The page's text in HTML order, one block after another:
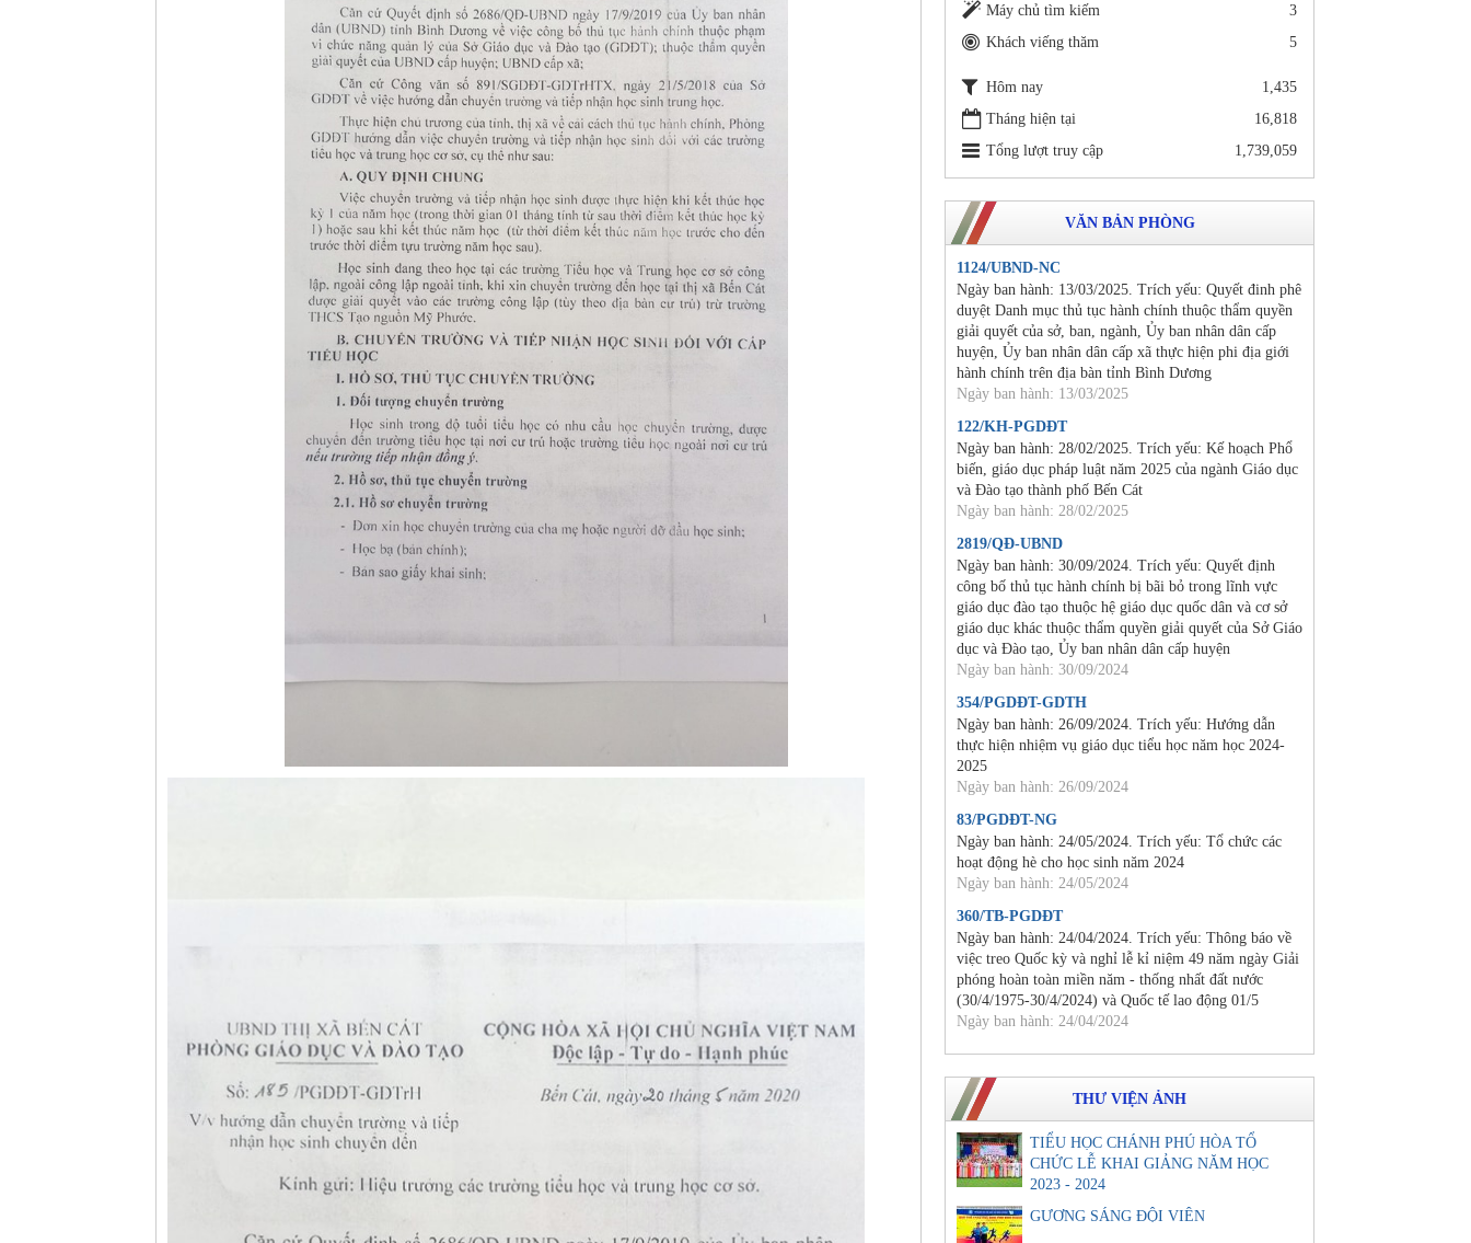
Máy chủ tìm kiếm
3
Khách viếng thăm
5
Hôm nay
1,435
Tháng hiện tại
16,818
Tổng lượt truy cập
1,739,059
VĂN BẢN PHÒNG
1124/UBND-NC
Ngày ban hành: 13/03/2025. Trích yếu: Quyết đinh phê
duyệt Danh mục thủ tục hành chính thuộc thẩm quyền
giải quyết của sở, ban, ngành, Ủy ban nhân dân cấp
huyện, Ủy ban nhân dân cấp xã thực hiện phi địa giới
hành chính trên địa bàn tỉnh Bình Dương
Ngày ban hành: 13/03/2025
122/KH-PGDĐT
Ngày ban hành: 28/02/2025. Trích yếu: Kế hoạch Phổ
biến, giáo dục pháp luật năm 2025 của ngành Giáo dục
và Đào tạo thành phố Bến Cát
Ngày ban hành: 28/02/2025
2819/QĐ-UBND
Ngày ban hành: 30/09/2024. Trích yếu: Quyết định
công bố thủ tục hành chính bị bãi bỏ trong lĩnh vực
giáo dục đào tạo thuộc hệ giáo dục quốc dân và cơ sở
giáo dục khác thuộc thẩm quyền giải quyết của Sở Giáo
dục và Đào tạo, Ủy ban nhân dân cấp huyện
Ngày ban hành: 30/09/2024
354/PGDĐT-GDTH
Ngày ban hành: 26/09/2024. Trích yếu: Hướng dẫn
thực hiện nhiệm vụ giáo dục tiểu học năm học 2024-
2025
Ngày ban hành: 26/09/2024
83/PGDĐT-NG
Ngày ban hành: 24/05/2024. Trích yếu: Tổ chức các
hoạt động hè cho học sinh năm 2024
Ngày ban hành: 24/05/2024
360/TB-PGDĐT
Ngày ban hành: 24/04/2024. Trích yếu: Thông báo về
việc treo Quốc kỳ và nghỉ lễ kỉ niệm 49 năm ngày Giải
phóng hoàn toàn miền năm - thống nhất đất nước
(30/4/1975-30/4/2024) và Quốc tế lao động 01/5
Ngày ban hành: 24/04/2024
THƯ VIỆN ẢNH
TIỂU HỌC CHÁNH PHÚ HÒA TỔ
CHỨC LỄ KHAI GIẢNG NĂM HỌC
2023 - 2024
GƯƠNG SÁNG ĐỘI VIÊN